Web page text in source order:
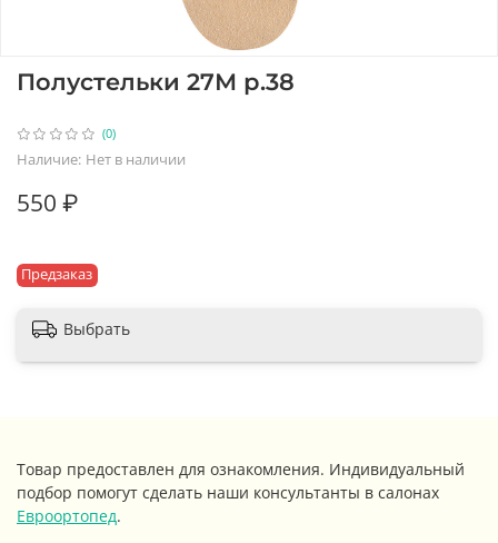
(0)
Наличие: Нет в наличии
Предзаказ
Полустельки 27М р.38
550 ₽
Выбрать
Товар предоставлен для ознакомления. Индивидуальный
подбор помогут сделать наши консультанты в салонах
Евроортопед.